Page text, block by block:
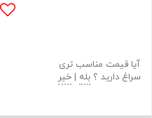
آیا قیمت مناسب تری
سراغ دارید ؟ بله | خیر